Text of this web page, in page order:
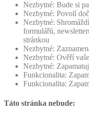
Nezbytné: Bude si
Nezbytné: Povolí
Nezbytné:
formulářů,
stránkou
Nezbytné:
Nezbytné: Ověří
Nezbytné:
Funkcionalita:
Funkcionalita:
Táto stránka nebude: